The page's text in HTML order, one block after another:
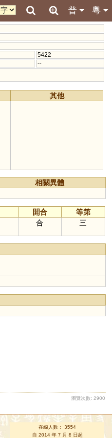
粵
普
5422
--
其他
相關異體
開合
等第
合 三
瀏覽次數: 2900
在線人數： 3554
自 2014 年 7 月 8 日起